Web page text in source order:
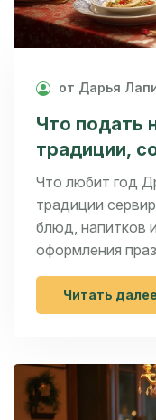
от Дарья
Что подать
традиции,
Что любит год
традиции
блюд, напитков
оформления
восточному
Читать далее